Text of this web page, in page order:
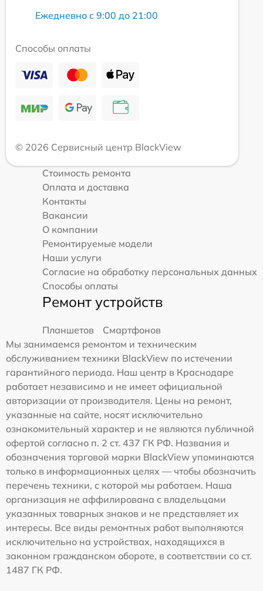
Ежедневно с 9:00 до 21:00
Способы оплаты
© 2026 Сервисный центр BlackView
Стоимость ремонта
Оплата и доставка
Контакты
Вакансии
О компании
Ремонтируемые модели
Наши услуги
Согласие на обработку персональных данных
Способы оплаты
Ремонт устройств
Планшетов
Смартфонов
Мы занимаемся ремонтом и техническим
обслуживанием техники BlackView по истечении
гарантийного периода. Наш центр в Краснодаре
работает независимо и не имеет официальной
авторизации от производителя. Цены на ремонт,
указанные на сайте, носят исключительно
ознакомительный характер и не являются публичной
офертой согласно п. 2 ст. 437 ГК РФ. Названия и
обозначения торговой марки BlackView упоминаются
только в информационных целях — чтобы обозначить
перечень техники, с которой мы работаем. Наша
организация не аффилирована с владельцами
указанных товарных знаков и не представляет их
интересы. Все виды ремонтных работ выполняются
исключительно на устройствах, находящихся в
законном гражданском обороте, в соответствии со ст.
1487 ГК РФ.